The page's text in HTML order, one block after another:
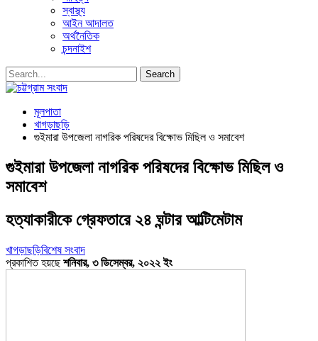
স্বাস্থ্য
আইন আদালত
অর্থনৈতিক
চন্দনাইশ
মূলপাতা
খাগড়াছড়ি
গুইমারা উপজেলা নাগরিক পরিষদের বিক্ষোভ মিছিল ও সমাবেশ
গুইমারা উপজেলা নাগরিক পরিষদের বিক্ষোভ মিছিল ও
সমাবেশ
হত্যাকারীকে গ্রেফতারে ২৪ ঘন্টার আল্টিমেটাম
খাগড়াছড়িবিশেষ সংবাদ
প্রকাশিত হয়ছেশনিবার, ৩ ডিসেম্বর, ২০২২ ইং